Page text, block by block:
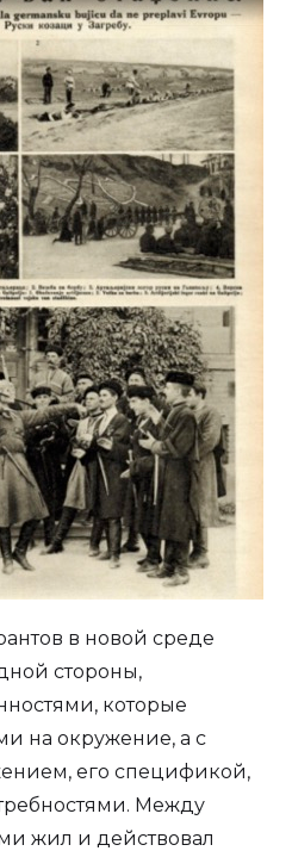
в новой среде
стороны,
которые
на окружение, а с
его спецификой,
Между
жил и действовал